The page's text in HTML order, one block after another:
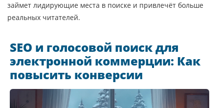
займет лидирующие места в поиске и привлечёт больше
реальных читателей.
SEO и голосовой поиск для
электронной коммерции: Как
повысить конверсии